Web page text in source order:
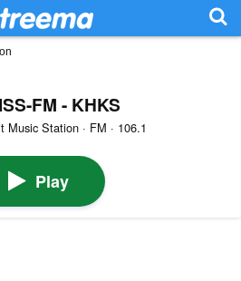
FM - KHKS
Music Station · FM · 106.1
Play